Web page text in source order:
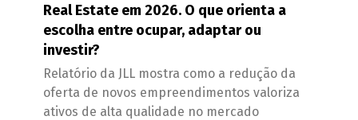
Real Estate em 2026. O que orienta a
escolha entre ocupar, adaptar ou
investir?
Relatório da JLL mostra como a redução da
oferta de novos empreendimentos valoriza
ativos de alta qualidade no mercado